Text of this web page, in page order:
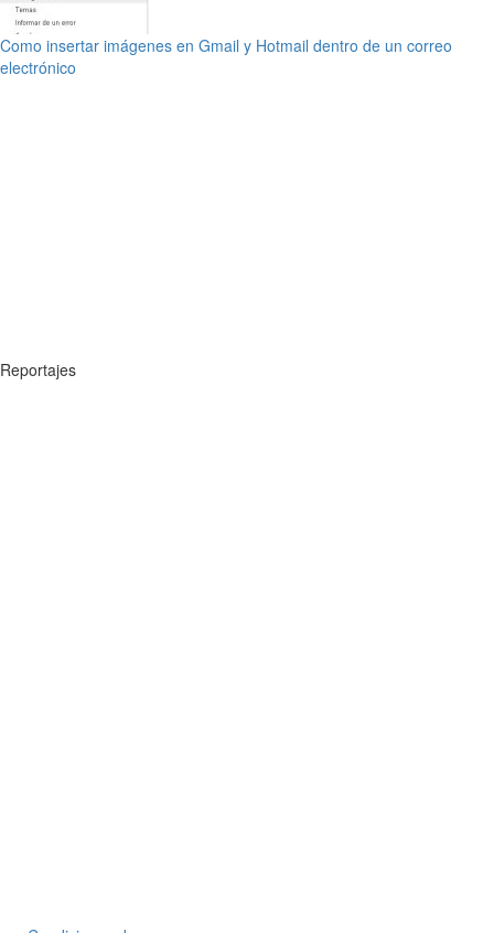
Como insertar imágenes en Gmail y Hotmail dentro de un correo
electrónico
Reportajes